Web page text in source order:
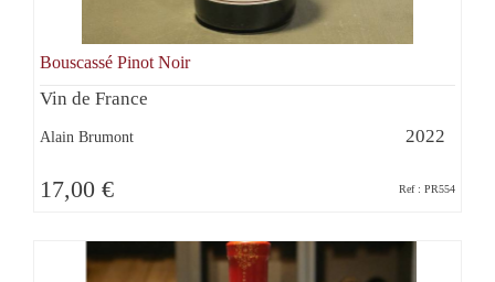
Bouscassé Pinot Noir
Vin de France
Alain Brumont 2022
17,00 € Ref : PR554